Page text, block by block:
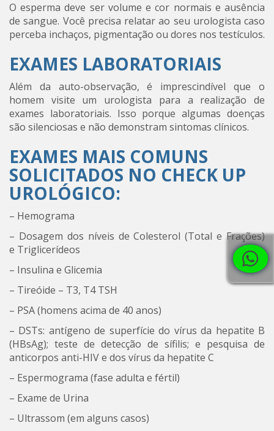
O esperma deve ser volume e cor normais e ausência
de sangue. Você precisa relatar ao seu urologista caso
perceba inchaços, pigmentação ou dores nos testículos.
EXAMES LABORATORIAIS
Além da auto-observação, é imprescindível que o
homem visite um urologista para a realização de
exames laboratoriais. Isso porque algumas doenças
são silenciosas e não demonstram sintomas clínicos.
EXAMES MAIS COMUNS
SOLICITADOS NO CHECK UP
UROLÓGICO:
– Hemograma
– Dosagem dos níveis de Colesterol (Total e Frações)
e Triglicerídeos
– Insulina e Glicemia
– Tireóide – T3, T4 TSH
– PSA (homens acima de 40 anos)
– DSTs: antígeno de superfície do vírus da hepatite B
(HBsAg); teste de detecção de sífilis; e pesquisa de
anticorpos anti-HIV e dos vírus da hepatite C
– Espermograma (fase adulta e fértil)
– Exame de Urina
– Ultrassom (em alguns casos)